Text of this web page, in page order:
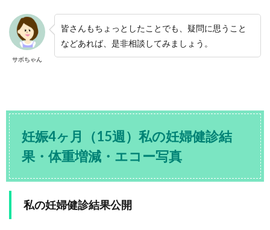
サボちゃん
皆さんもちょっとしたことでも、疑問に思うこと
などあれば、是非相談してみましょう。
妊娠4ヶ月（15週）私の妊婦健診結
果・体重増減・エコー写真
私の妊婦健診結果公開